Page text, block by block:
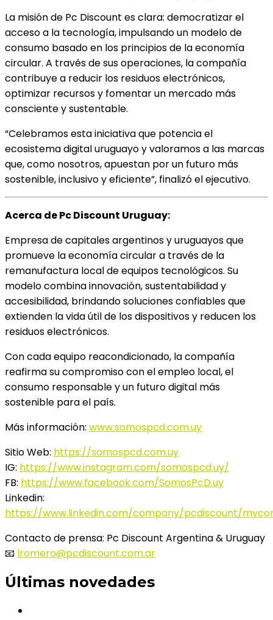
La misión de Pc Discount es clara: democratizar el
acceso a la tecnología, impulsando un modelo de
consumo basado en los principios de la economía
circular. A través de sus operaciones, la compañía
contribuye a reducir los residuos electrónicos,
optimizar recursos y fomentar un mercado más
consciente y sustentable.
“Celebramos esta iniciativa que potencia el
ecosistema digital uruguayo y valoramos a las marcas
que, como nosotros, apuestan por un futuro más
sostenible, inclusivo y eficiente”, finalizó el ejecutivo.
Acerca de Pc Discount Uruguay:
Empresa de capitales argentinos y uruguayos que
promueve la economía circular a través de la
remanufactura local de equipos tecnológicos. Su
modelo combina innovación, sustentabilidad y
accesibilidad, brindando soluciones confiables que
extienden la vida útil de los dispositivos y reducen los
residuos electrónicos.
Con cada equipo reacondicionado, la compañía
reafirma su compromiso con el empleo local, el
consumo responsable y un futuro digital más
sostenible para el país.
Más información: www.somospcd.com.uy
Sitio Web: https://somospcd.com.uy
IG: https://www.instagram.com/somospcd.uy/
FB: https://www.facebook.com/SomosPcD.uy
Linkedin:
https://www.linkedin.com/company/pcdiscount/
Contacto de prensa: Pc Discount Argentina & Uruguay
📧 lromero@pcdiscount.com.ar
Últimas novedades